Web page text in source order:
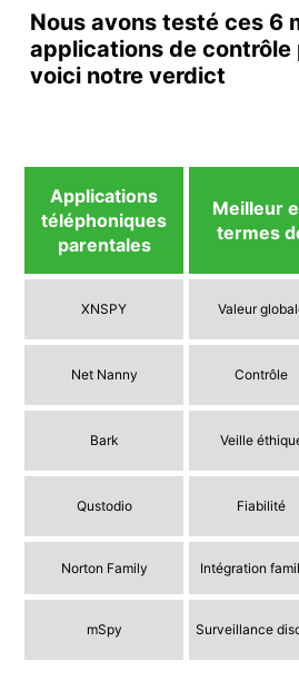
Nous avons testé ces 6
applications de contrôle
voici notre verdict
Applications
téléphoniques
parentales
Meilleur
termes
XNSPY Valeur
Net Nanny Contrôle
Bark Veille
Qustodio Fiabilité
Norton Family Intégration
mSpy Surveillance